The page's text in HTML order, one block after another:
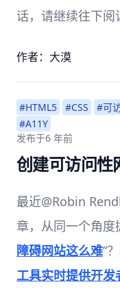
话，请继续往下阅
作者：大漠
#HTML5 #CSS #可
#A11Y
发布于6 年前
创建可访问性
最近@Robin
章，从同一个角度
障碍网站这么难”
工具实时提供开